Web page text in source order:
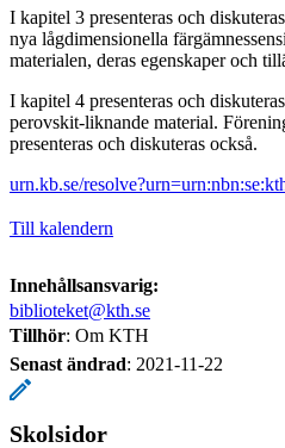
I kapitel 3 presenteras och
nya lågdimensionella
materialen, deras egenskaper och
I kapitel 4 presenteras och
perovskit-liknande material.
presenteras och diskuteras också.
urn.kb.se/
Till kalendern
Innehållsansvarig:
biblioteket@kth.se
Tillhör: Om KTH
Senast ändrad: 2021-11-22
Skolsidor